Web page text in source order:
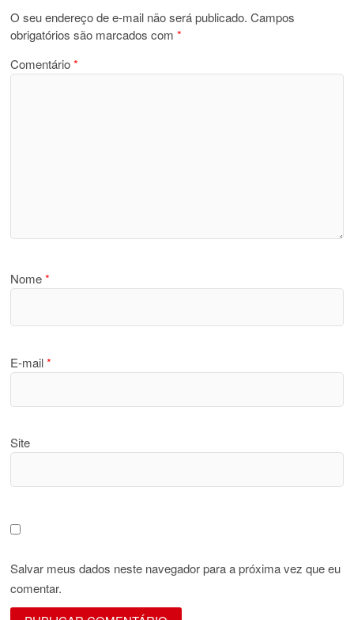
O seu endereço de e-mail não será publicado. Campos
obrigatórios são marcados com*
Comentário*
Nome*
E-mail*
Site
Salvar meus dados neste navegador para a próxima vez que eu
comentar.